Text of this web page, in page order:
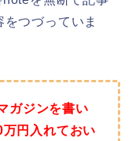
つづっていま
ガジンを書い
円入れておい